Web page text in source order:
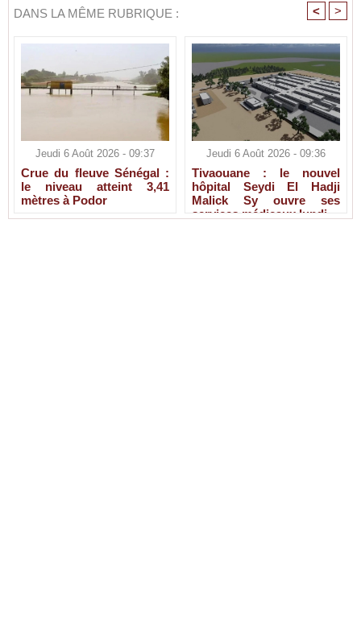
DANS LA MÊME RUBRIQUE : < >
Jeudi 6 Août 2026 - 09:37
Crue du fleuve Sénégal :
le niveau atteint 3,41
mètres à Podor
Jeudi 6 Août 2026 - 09:36
Tivaouane : le nouvel
hôpital Seydi El Hadji
Malick Sy ouvre ses
services médicaux lundi